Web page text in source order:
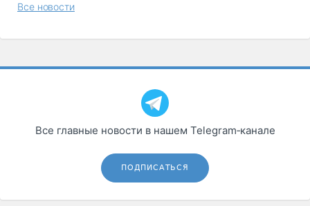
Все новости
Все главные новости в нашем Telegram‑канале
ПОДПИСАТЬСЯ